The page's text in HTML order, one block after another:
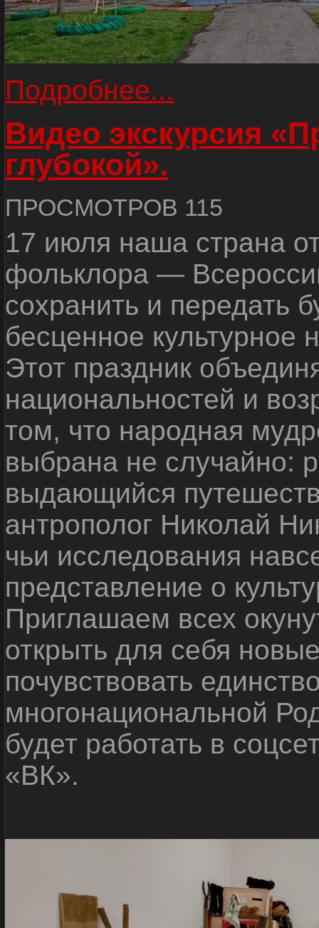
Подробнее...
Видео экскурсия
глубокой».
ПРОСМОТРОВ 115
17 июля наша страна
фольклора —
сохранить и передать
бесценное культурное
Этот праздник
национальностей и
том, что народная
выбрана не случайно:
выдающийся
антрополог Николай
чьи исследования
представление о
Приглашаем всех
открыть для себя
почувствовать
многонациональной
будет работать в
«ВК».